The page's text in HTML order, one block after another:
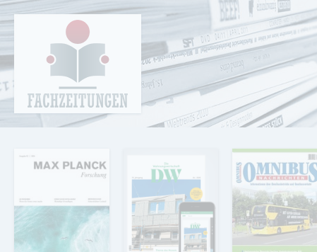
Fachzeitungen.de - Das unabhängige Portal
für Fachmagazine Fachpublikationen &
eBooks